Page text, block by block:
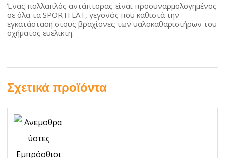
Ένας πολλαπλός αντάπτορας είναι προσυναρμολογημένος
σε όλα τα SPORTFLAT, γεγονός που καθιστά την
εγκατάσταση στους βραχίονες των υαλοκαθαριστήρων του
οχήματος ευέλικτη.
Σχετικά προϊόντα